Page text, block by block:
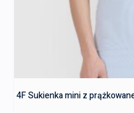
4F Sukienka mini z